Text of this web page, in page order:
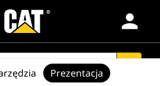
person
Prezentacja